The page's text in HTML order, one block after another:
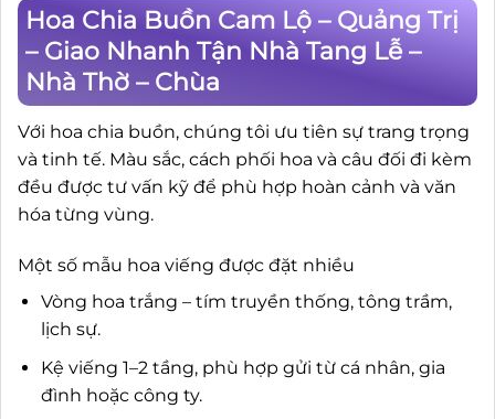
Hoa Chia Buồn Cam Lộ – Quảng Trị
– Giao Nhanh Tận Nhà Tang Lễ –
Nhà Thờ – Chùa
Với hoa chia buồn, chúng tôi ưu tiên sự trang trọng
và tinh tế. Màu sắc, cách phối hoa và câu đối đi kèm
đều được tư vấn kỹ để phù hợp hoàn cảnh và văn
hóa từng vùng.
Một số mẫu hoa viếng được đặt nhiều
Vòng hoa trắng – tím truyền thống, tông trầm,
lịch sự.
Kệ viếng 1–2 tầng, phù hợp gửi từ cá nhân, gia
đình hoặc công ty.